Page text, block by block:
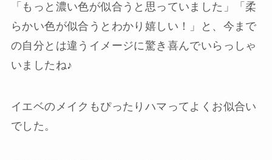
「もっと濃い色が似合うと思っていました」「柔
らかい色が似合うとわかり嬉しい！」と、今まで
の自分とは違うイメージに驚き喜んでいらっしゃ
いましたね♪
イエベのメイクもぴったりハマってよくお似合い
でした。